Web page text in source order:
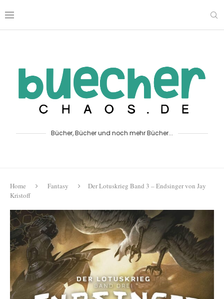
Bücher, Bücher und noch mehr Bücher...
Home Fantasy
Der Lotuskrieg Band 3 – Endsinger von Jay
Kristoff